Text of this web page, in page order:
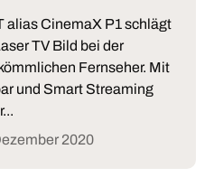
alias CinemaX P1 schlägt
TV Bild bei der
Fernseher. Mit
und Smart Streaming
2020